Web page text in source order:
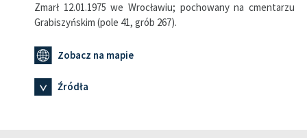
Zmarł 12.01.1975 we Wrocławiu; pochowany na cmentarzu
Grabiszyńskim (pole 41, grób 267).
Zobacz na mapie
Źródła